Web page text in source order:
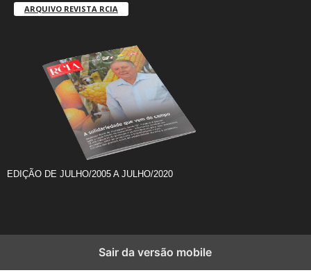
ARQUIVO REVISTA RCIA
EDIÇÃO DE JULHO/2005 A JULHO/2020
Sair da versão mobile